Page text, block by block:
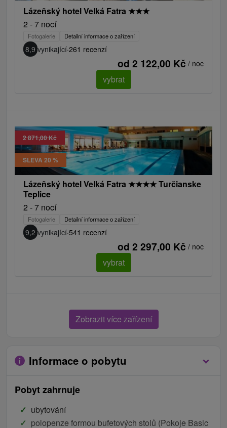
Lázeňský hotel Velká Fatra ★★★
2 - 7 nocí
Fotogalerie Detailní informace o zařízení
8,9 vynikající·261 recenzí
od 2 122,00 Kč / noc
vybrat
2 871,00 Kč
SLEVA 20 %
Lázeňský hotel Velká Fatra ★★★★Turčianske
Teplice
2 - 7 nocí
Fotogalerie Detailní informace o zařízení
9,2 vynikající·541 recenzí
od 2 297,00 Kč / noc
vybrat
Zobrazit více zařízení
Informace o pobytu
Pobyt zahrnuje
ubytování
polopenze formou bufetových stolů (Pokoje Basic